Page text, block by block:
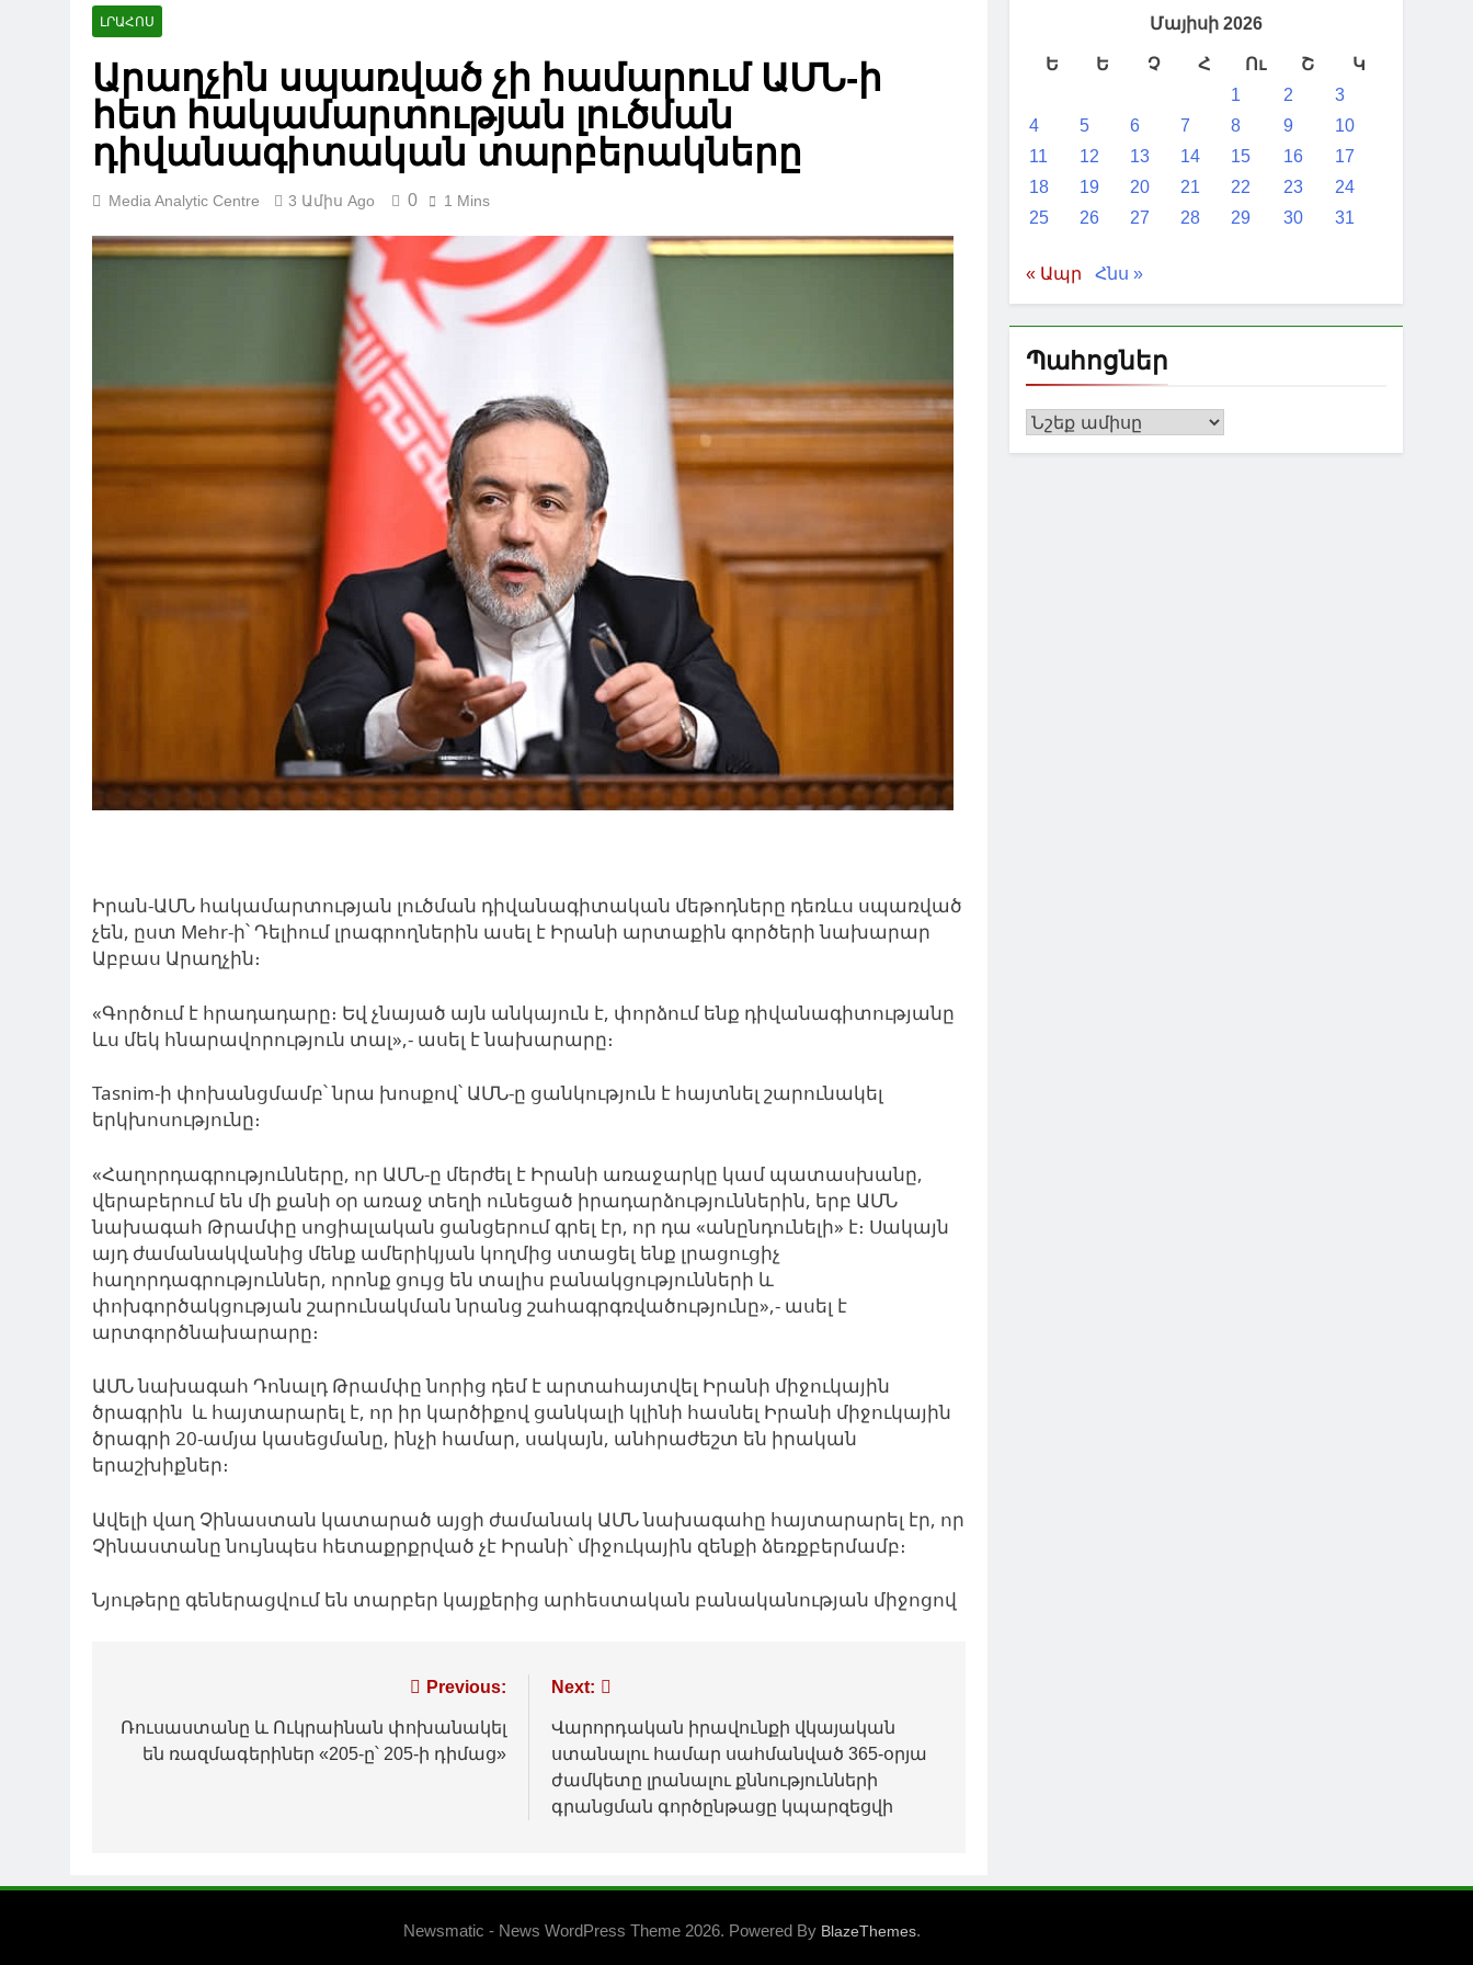
ԼՐԱՀՈՍ
Արաղչին սպառված չի համարում ԱՄՆ-ի
հետ հակամարտության լուծման
դիվանագիտական տարբերակները
Media Analytic Centre 3 Ամիս Ago 0 1 Mins
Իրան-ԱՄՆ հակամարտության լուծման դիվանագիտական ​​մեթոդները դեռևս սպառված
չեն, ըստ Mehr-ի՝ Դելիում լրագրողներին ասել է Իրանի արտաքին գործերի նախարար
Աբբաս Արաղչին։
«Գործում է հրադադարը։ Եվ չնայած այն անկայուն է, փորձում ենք դիվանագիտությանը
ևս մեկ հնարավորություն տալ»,- ասել է նախարարը։
Tasnim-ի փոխանցմամբ՝ նրա խոսքով՝ ԱՄՆ-ը ցանկություն է հայտնել շարունակել
երկխոսությունը։
«Հաղորդագրությունները, որ ԱՄՆ-ը մերժել է Իրանի առաջարկը կամ պատասխանը,
վերաբերում են մի քանի օր առաջ տեղի ունեցած իրադարձություններին, երբ ԱՄՆ
նախագահ Թրամփը սոցիալական ցանցերում գրել էր, որ դա «անընդունելի» է։ Սակայն
այդ ժամանակվանից մենք ամերիկյան կողմից ստացել ենք լրացուցիչ
հաղորդագրություններ, որոնք ցույց են տալիս բանակցությունների և
փոխգործակցության շարունակման նրանց շահագրգռվածությունը»,- ասել է
արտգործնախարարը։
ԱՄՆ նախագահ Դոնալդ Թրամփը նորից դեմ է արտահայտվել Իրանի միջուկային
ծրագրին և հայտարարել է, որ իր կարծիքով ցանկալի կլինի հասնել Իրանի միջուկային
ծրագրի 20-ամյա կասեցմանը, ինչի համար, սակայն, անհրաժեշտ են իրական
երաշխիքներ։
Ավելի վաղ Չինաստան կատարած այցի ժամանակ ԱՄՆ նախագահը հայտարարել էր, որ
Չինաստանը նույնպես հետաքրքրված չէ Իրանի՝ միջուկային զենքի ձեռքբերմամբ։
Նյութերը գեներացվում են տարբեր կայքերից արհեստական բանականության միջոցով
նավարկումը
Previous:
Ռուսաստանը և Ուկրաինան փոխանակել
են ռազմագերիներ «205-ը՝ 205-ի դիմաց»
Next:
Վարորդական իրավունքի վկայական
ստանալու համար սահմանված 365-օրյա
ժամկետը լրանալու քննությունների
գրանցման գործընթացը կպարզեցվի
Մայիսի 2026
Ե Ե Չ Հ Ու Շ
Կ
1
2
3
4
5 6 7 8 9
10
11
12 13 14 15 16
17
18
19 20 21 22 23
24
25
26 27 28 29 30 31
« Ապր Հնս »
Պահոցներ
Պահոցներ
Newsmatic - News WordPress Theme 2026. Powered By BlazeThemes.